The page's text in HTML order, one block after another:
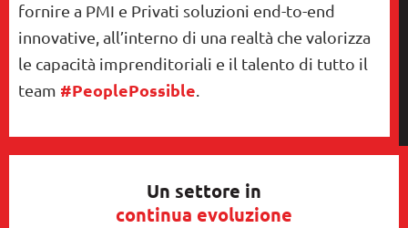
fornire a PMI e Privati soluzioni end-to-end
innovative, all’interno di una realtà che valorizza
le capacità imprenditoriali e il talento di tutto il
team #PeoplePossible
Un settore in
continua evoluzione